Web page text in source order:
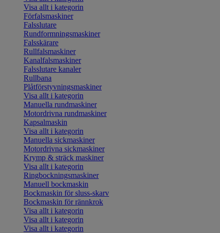
Visa allt i kategorin
Förfalsmaskiner
Falsslutare
Rundformningsmaskiner
Falsskärare
Rullfalsmaskiner
Kanalfalsmaskiner
Falsslutare kanaler
Rullbana
Plåtförstyvningsmaskiner
Visa allt i kategorin
Manuella rundmaskiner
Motordrivna rundmaskiner
Kapsalmaskin
Visa allt i kategorin
Manuella sickmaskiner
Motordrivna sickmaskiner
Krymp & sträck maskiner
Visa allt i kategorin
Ringbockningsmaskiner
Manuell bockmaskin
Bockmaskin för sluss-skarv
Bockmaskin för rännkrok
Visa allt i kategorin
Visa allt i kategorin
Visa allt i kategorin